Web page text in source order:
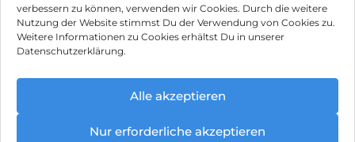
verbessern zu können, verwenden wir Cookies. Durch die weitere
Nutzung der Website stimmst Du der Verwendung von Cookies zu.
Weitere Informationen zu Cookies erhältst Du in unserer
Datenschutzerklärung.
Alle akzeptieren
Nur erforderliche akzeptieren
Impressum